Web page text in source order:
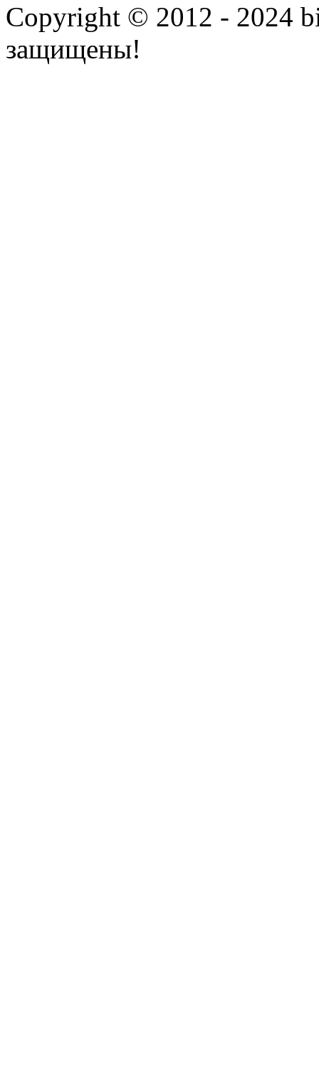
Copyright © 2012 - 2024
защищены!